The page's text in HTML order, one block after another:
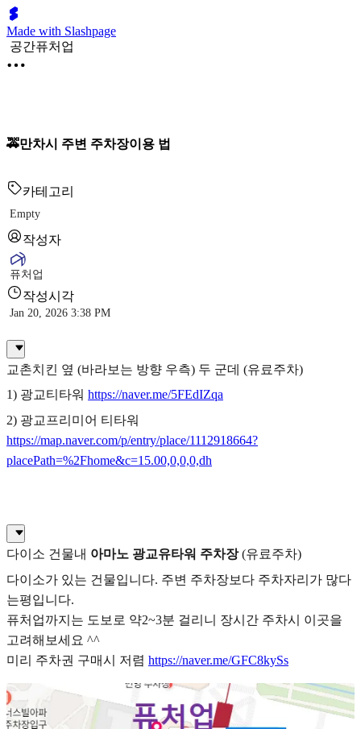
Made with Slashpage
공간퓨처업
🚕만차시 주변 주차장이용 법
카테고리
Empty
작성자
퓨처업
작성시각
Jan 20, 2026 3:38 PM
교촌치킨 옆 (바라보는 방향 우측) 두 군데 (유료주차)
1) 광교티타워 https://naver.me/5FEdIZqa
2) 광교프리미어 티타워
https://map.naver.com/p/entry/place/1112918664?
placePath=%2Fhome&c=15.00,0,0,0,dh
다이소 건물내 아마노 광교유타워 주차장(유료주차)
다이소가 있는 건물입니다. 주변 주차장보다 주차자리가 많다
는평입니다.
퓨처업까지는 도보로 약2~3분 걸리니 장시간 주차시 이곳을
고려해보세요 ^^
미리 주차권 구매시 저렴 https://naver.me/GFC8kySs